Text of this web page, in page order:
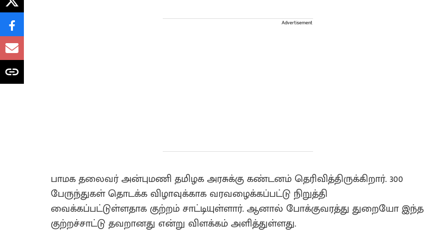
Advertisement
பாமக தலைவர் அன்புமணி தமிழக அரசுக்கு கண்டனம் தெரிவித்திருக்கிறார். 300
பேருந்துகள் தொடக்க விழாவுக்காக வரவழைக்கப்பட்டு நிறுத்தி
வைக்கப்பட்டுள்ளதாக குற்றம் சாட்டியுள்ளார். ஆனால் போக்குவரத்து துறையோ இந்த
குற்றச்சாட்டு தவறானது என்று விளக்கம் அளித்துள்ளது.